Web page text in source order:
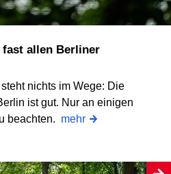
nichts im Wege: Die
ist gut. Nur an einigen
beachten. mehr